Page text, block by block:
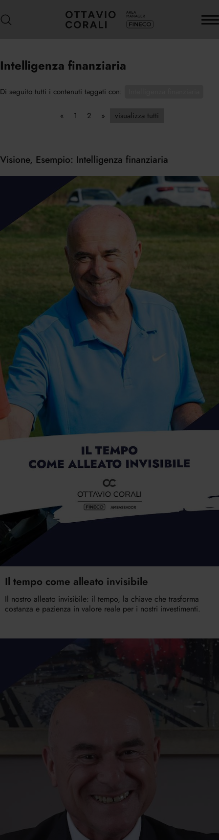
Intelligenza finanziaria
Di seguito tutti i contenuti taggati con:
« 1 2 » visualizza tutti
Visione, Esempio: Intelligenza finanziaria
Il tempo come alleato invisibile
Il nostro alleato invisibile: il tempo, la chiave che trasforma
costanza e pazienza in valore reale per i nostri investimenti.